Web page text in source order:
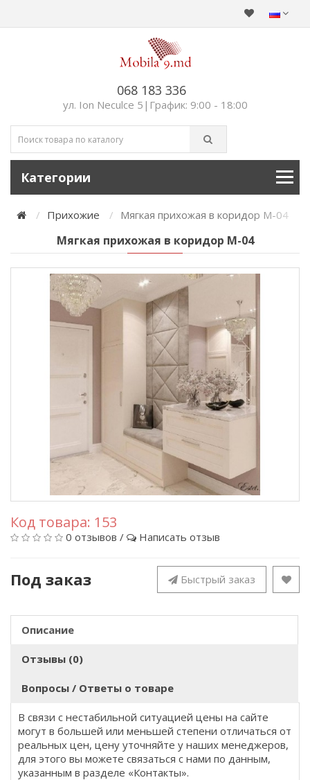
068 183 336
ул. Ion Neculce 5|График: 9:00 - 18:00
Категории
Прихожие Мягкая прихожая в коридор М-04
Мягкая прихожая в коридор М-04
Код товара: 153
0 отзывов / Написать отзыв
Под заказ Быстрый заказ
Описание
Отзывы (0)
Вопросы / Ответы о товаре
В связи с нестабильной ситуацией цены на сайте
могут в большей или меньшей степени отличаться от
реальных цен, цену уточняйте у наших менеджеров,
для этого вы можете связаться с нами по данным,
указанным в разделе «Контакты».